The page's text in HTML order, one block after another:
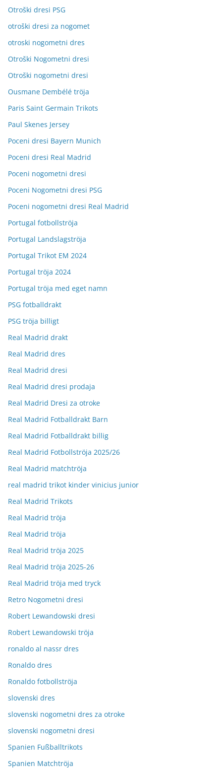
Otroški dresi PSG
otroški dresi za nogomet
otroski nogometni dres
Otroški Nogometni dresi
Otroški nogometni dresi
Ousmane Dembélé tröja
Paris Saint Germain Trikots
Paul Skenes Jersey
Poceni dresi Bayern Munich
Poceni dresi Real Madrid
Poceni nogometni dresi
Poceni Nogometni dresi PSG
Poceni nogometni dresi Real Madrid
Portugal fotbollströja
Portugal Landslagströja
Portugal Trikot EM 2024
Portugal tröja 2024
Portugal tröja med eget namn
PSG fotballdrakt
PSG tröja billigt
Real Madrid drakt
Real Madrid dres
Real Madrid dresi
Real Madrid dresi prodaja
Real Madrid Dresi za otroke
Real Madrid Fotballdrakt Barn
Real Madrid Fotballdrakt billig
Real Madrid Fotbollströja 2025/26
Real Madrid matchtröja
real madrid trikot kinder vinicius junior
Real Madrid Trikots
Real Madrid tröja
Real Madrid tröja
Real Madrid tröja 2025
Real Madrid tröja 2025-26
Real Madrid tröja med tryck
Retro Nogometni dresi
Robert Lewandowski dresi
Robert Lewandowski tröja
ronaldo al nassr dres
Ronaldo dres
Ronaldo fotbollströja
slovenski dres
slovenski nogometni dres za otroke
slovenski nogometni dresi
Spanien Fußballtrikots
Spanien Matchtröja